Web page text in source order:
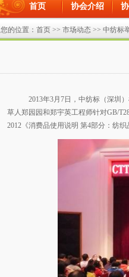
首页 协会介绍
在线留言
您的位置： 首页 >> 市场动态 >> 中纺标
2013年3月7日，中纺标（深圳
草人郑园园和郑宇英工程师针对GB/
2012《消费品使用说明 第4部分：纺织